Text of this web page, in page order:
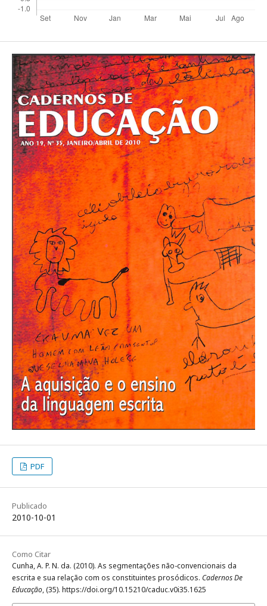
PDF
Publicado
2010-10-01
Como Citar
Cunha, A. P. N. da. (2010). As segmentações não-convencionais da
escrita e sua relação com os constituintes prosódicos. Cadernos De
Educação, (35). https://doi.org/10.15210/caduc.v0i35.1625